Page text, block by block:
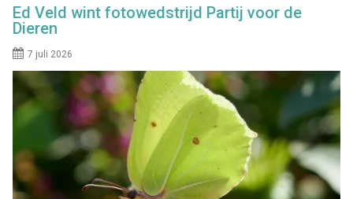
Ed Veld wint fotowedstrijd Partij voor de
Dieren
7 juli 2026